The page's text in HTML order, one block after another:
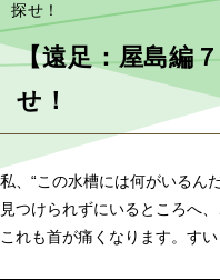
探せ！
【遠足：屋島編
せ！
私、“この水槽には何がいるん
見つけられずにいるところへ
これも首が痛くなります。すい